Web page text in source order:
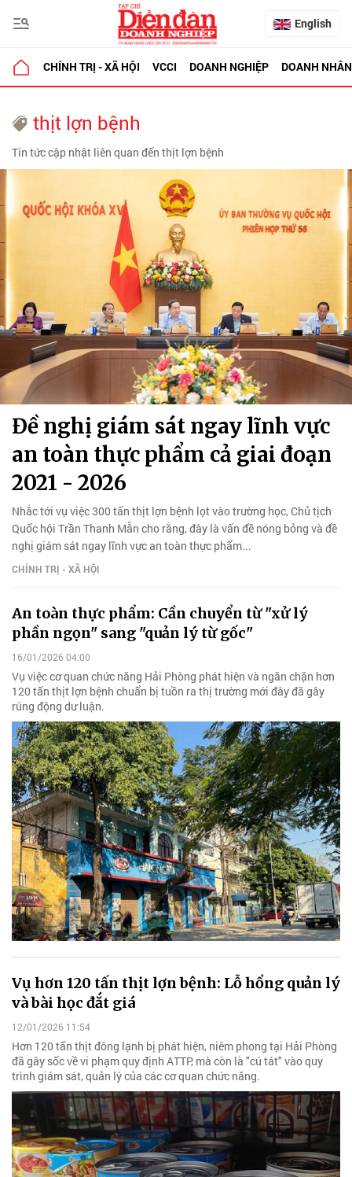
English
CHÍNH TRỊ - XÃ HỘI VCCI DOANH NGHIỆP DOANH NHÂN
thịt lợn bệnh
Tin tức cập nhật liên quan đến thịt lợn bệnh
Đề nghị giám sát ngay lĩnh vực
an toàn thực phẩm cả giai đoạn
2021 - 2026
Nhắc tới vụ việc 300 tấn thịt lợn bệnh lọt vào trường học, Chủ tịch
Quốc hội Trần Thanh Mẫn cho rằng, đây là vấn đề nóng bỏng và đề
nghị giám sát ngay lĩnh vực an toàn thực phẩm...
CHÍNH TRỊ - XÃ HỘI
An toàn thực phẩm: Cần chuyển từ "xử lý
phần ngọn" sang "quản lý từ gốc"
16/01/2026 04:00
Vụ việc cơ quan chức năng Hải Phòng phát hiện và ngăn chặn hơn
120 tấn thịt lợn bệnh chuẩn bị tuồn ra thị trường mới đây đã gây
rúng động dư luận.
Vụ hơn 120 tấn thịt lợn bệnh: Lỗ hổng quản lý
và bài học đắt giá
12/01/2026 11:54
Hơn 120 tấn thịt đông lạnh bị phát hiện, niêm phong tại Hải Phòng
đã gây sốc về vi phạm quy định ATTP, mà còn là "cú tát" vào quy
trình giám sát, quản lý của các cơ quan chức năng.